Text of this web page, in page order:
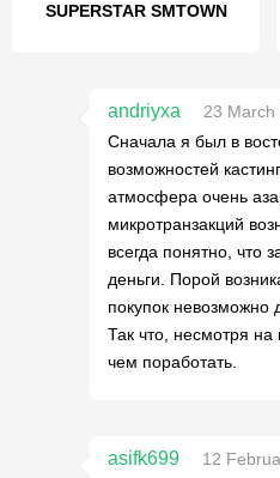
SUPERSTAR SMTOWN
andriyxa
23 March
Сначала я был в
возможностей
атмосфера очень
микротранзакций
всегда понятно, что
деньги. Порой
покупок невозможно
Так что, несмотря на
чем поработать.
asifk699
12